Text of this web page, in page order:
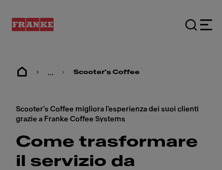
... Scooter's Coffee
Scooter's Coffee migliora l'esperienza dei suoi clienti
grazie a Franke Coffee Systems
Come trasformare
il servizio da